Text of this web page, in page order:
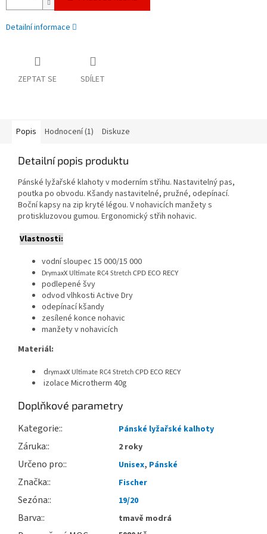
Detailní informace
ZEPTAT SE SDÍLET
Popis Hodnocení (1) Diskuze
Detailní popis produktu
Pánské lyžařské klahoty v moderním střihu. Nastavitelný pas,
poutka po obvodu. Kšandy nastavitelné, pružné, odepínací.
Boční kapsy na zip kryté légou. V nohavicích manžety s
protiskluzovou gumou. Ergonomický střih nohavic.
Vlastnosti:
vodní sloupec 15 000/15 000
DrymaxX Ultimate RC4 Stretch CPD ECO RECY
podlepené švy
odvod vlhkosti Active Dry
odepínací kšandy
zesílené konce nohavic
manžety v nohavicích
Materiál:
drymaxX Ultimate RC4 Stretch CPD ECO RECY
izolace Microtherm 40g
Doplňkové parametry
Kategorie: Pánské lyžařské kalhoty
Záruka: 2 roky
Určeno pro: Unisex, Pánské
Značka: Fischer
Sezóna: 19/20
Barva: tmavě modrá